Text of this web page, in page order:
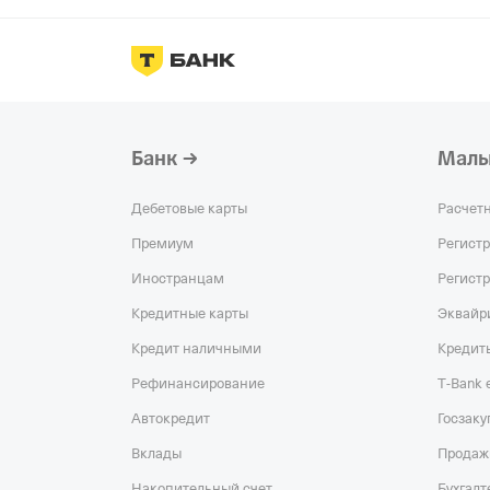
Банк
Дебетовые карты
Премиум
Иностранцам
Кредитные карты
Кредит наличными
Рефинансирование
Автокредит
Вклады
T‑Bank